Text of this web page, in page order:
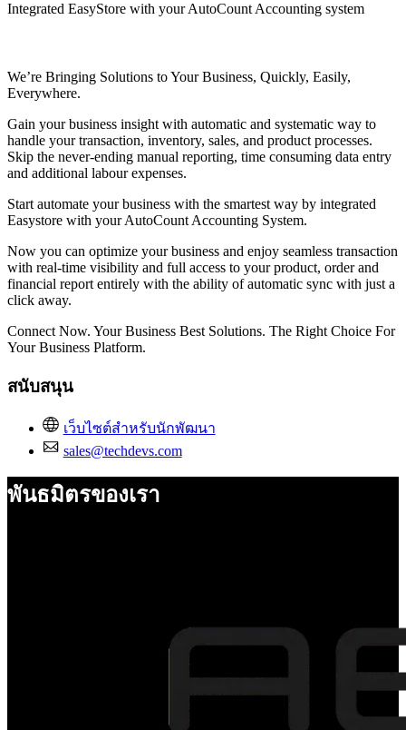
Integrated EasyStore with your AutoCount Accounting system
We’re Bringing Solutions to Your Business, Quickly, Easily,
Everywhere.
Gain your business insight with automatic and systematic way to
handle your transaction, inventory, sales, and product processes.
Skip the never-ending manual reporting, time consuming data entry
and additional labour expenses.
Start automate your business with the smartest way by integrated
Easystore with your AutoCount Accounting System.
Now you can optimize your business and enjoy seamless transaction
with real-time visibility and full access to your product, order and
financial report entirely with the ability of automatic sync with just a
click away.
Connect Now. Your Business Best Solutions. The Right Choice For
Your Business Platform.
สนับสนุน
เว็บไซต์สำหรับนักพัฒนา
sales@techdevs.com
พันธมิตรของเรา